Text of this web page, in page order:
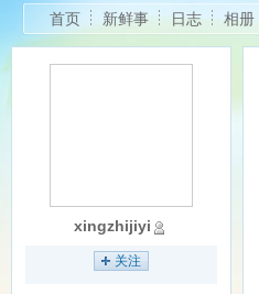
首页 新鲜事 日志 相册
xingzhijiyi
关注